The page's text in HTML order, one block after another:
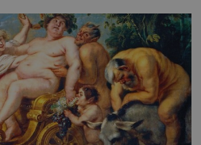
„Kam máme namířeno,
z templářů. „Do Sk